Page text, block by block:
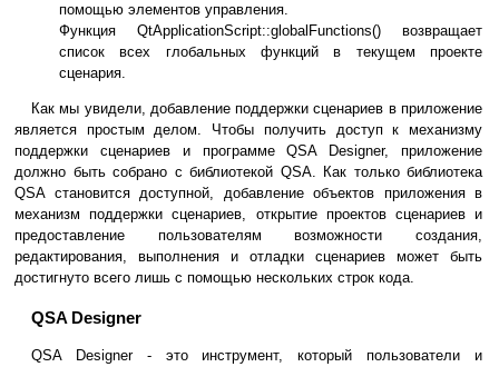
помощью элементов управления.
Функция QtApplicationScript::globalFunctions() возвращает
список всех глобальных функций в текущем проекте
сценария.
Как мы увидели, добавление поддержки сценариев в приложение
является простым делом. Чтобы получить доступ к механизму
поддержки сценариев и программе QSA Designer, приложение
должно быть собрано с библиотекой QSA. Как только библиотека
QSA становится доступной, добавление объектов приложения в
механизм поддержки сценариев, открытие проектов сценариев и
предоставление пользователям возможности создания,
редактирования, выполнения и отладки сценариев может быть
достигнуто всего лишь с помощью нескольких строк кода.
QSA Designer
QSA Designer - это инструмент, который пользователи и